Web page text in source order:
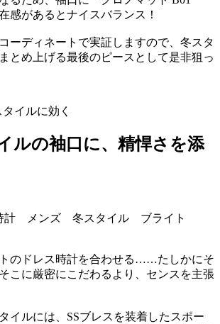
感があるとナイスバランス！
ーディネートで実証しますので、冬スタ
とめ上げる最後のピースとして是非狙っ
イルに効く
ルの袖口に、精悍さを添
のドレス時計を合わせる……たしかにそ
こに厳密にこだわるより、センスを主張
イルには、SSブレスを装着したスポー